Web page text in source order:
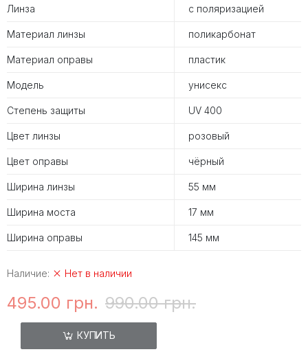
Линза с поляризацией
Материал линзы поликарбонат
Материал оправы пластик
Модель унисекс
Степень защиты UV 400
Цвет линзы розовый
Цвет оправы чёрный
Ширина линзы 55 мм
Ширина моста 17 мм
Ширина оправы 145 мм
Наличие: Нет в наличии
495.00 грн. 990.00 грн.
КУПИТЬ